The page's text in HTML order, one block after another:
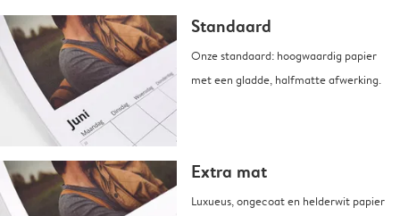
Standaard
Onze standaard: hoogwaardig papier
met een gladde, halfmatte afwerking.
Extra mat
Luxueus, ongecoat en helderwit papier